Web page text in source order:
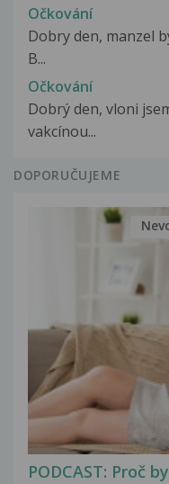
Očkování
Dobry den, manzel
B...
Očkování
Dobrý den, vloni
vakcínou...
DOPORUČUJEME
PODCAST: Proč